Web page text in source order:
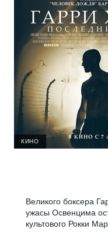
КИНО
Великого боксера
ужасы Освенцима
культового Рокки